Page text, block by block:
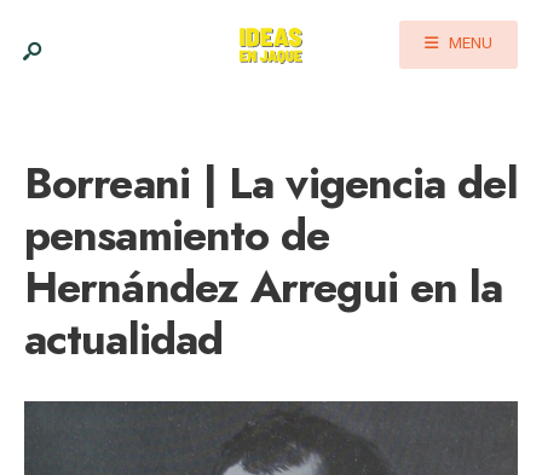
MENU
Borreani | La vigencia del
pensamiento de
Hernández Arregui en la
actualidad